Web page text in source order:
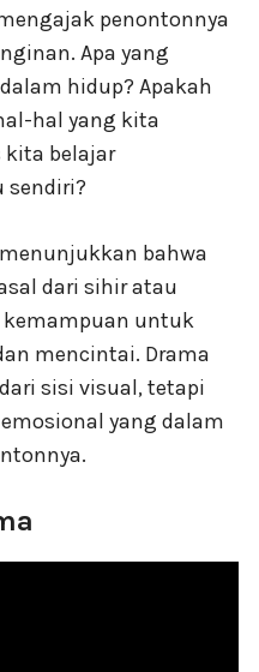
penontonnya
Apa yang
hidup? Apakah
hal yang kita
kita belajar
sendiri?
menunjukkan bahwa
dari sihir atau
untuk
mencintai. Drama
sisi visual, tetapi
yang dalam